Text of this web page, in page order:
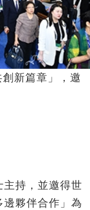
新篇章」，邀
持，並邀得世
夥伴合作」為